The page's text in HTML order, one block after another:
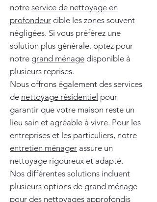
notre service de nettoyage en
profondeur cible les zones souvent
négligées. Si vous préférez une
solution plus générale, optez pour
notre grand ménage disponible à
plusieurs reprises.
Nous offrons également des services
de nettoyage résidentiel pour
garantir que votre maison reste un
lieu sain et agréable à vivre. Pour les
entreprises et les particuliers, notre
entretien ménager assure un
nettoyage rigoureux et adapté.
Nos différentes solutions incluent
plusieurs options de grand ménage
pour des nettoyages approfondis